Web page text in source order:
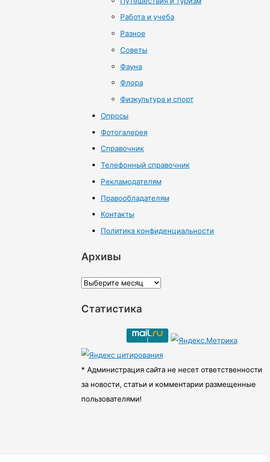
Работа и учеба
Разное
Советы
Фауна
Флора
Физкультура и спорт
Опросы
Фотогалерея
Справочник
Телефонный справочник
Рекламодателям
Правообладателям
Контакты
Политика конфиденциальности
Архивы
А
х
ы
Статистика
* Администрация сайта не несет ответственности
за новости, статьи и комментарии размещенные
пользователями!